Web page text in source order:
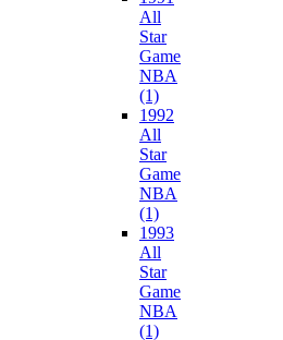
All
Star
Game
NBA
(1)
1992
All
Star
Game
NBA
(1)
1993
All
Star
Game
NBA
(1)